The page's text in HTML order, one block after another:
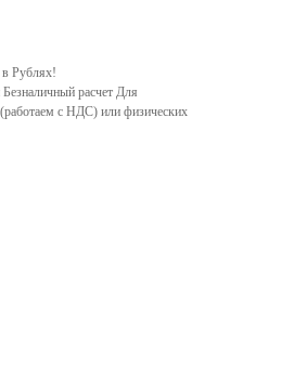
в Рублях!
расчет Для
с НДС) или физических